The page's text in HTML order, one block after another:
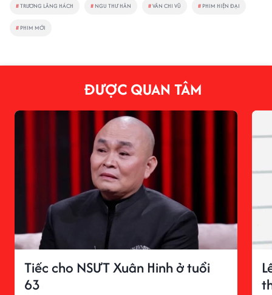
#TRƯƠNG LĂNG HÁCH # NGU THƯ HÂN #VÂN CHI VŨ # PHIM HIỆN ĐẠI
# PHIM MỚI
ĐƯỢC QUAN TÂM
Tiếc cho NSƯT Xuân Hinh ở tuổi
63